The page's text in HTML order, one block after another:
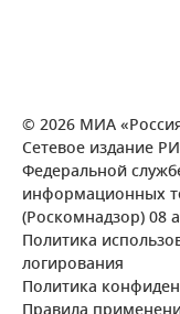
© 2026 МИА
Сетевое издание
Федеральной
информационных
(Роскомнадзор) 08
Политика
логирования
Политика